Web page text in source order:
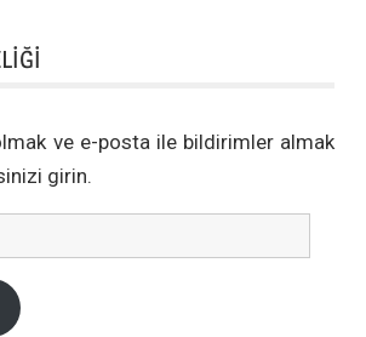
ve e-posta ile bildirimler almak
girin.